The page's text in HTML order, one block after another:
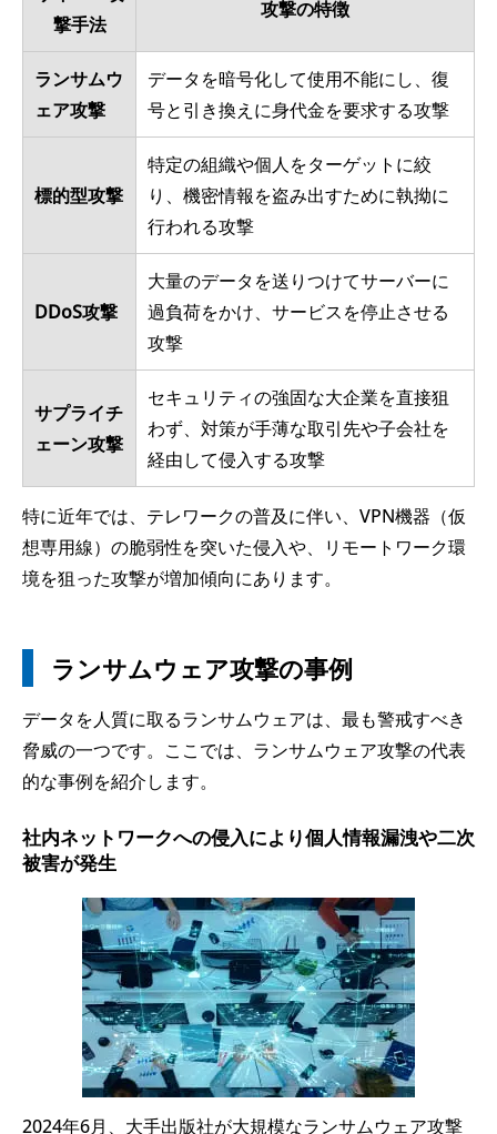
撃手法
攻撃の特徴
ランサムウ
ェア攻撃
データを暗号化して使用不能にし、復
号と引き換えに身代金を要求する攻撃
標的型攻撃
特定の組織や個人をターゲットに絞
り、機密情報を盗み出すために執拗に
行われる攻撃
DDoS攻撃
大量のデータを送りつけてサーバーに
過負荷をかけ、サービスを停止させる
攻撃
サプライチ
ェーン攻撃
セキュリティの強固な大企業を直接狙
わず、対策が手薄な取引先や子会社を
経由して侵入する攻撃
特に近年では、テレワークの普及に伴い、VPN機器（仮
想専用線）の脆弱性を突いた侵入や、リモートワーク環
境を狙った攻撃が増加傾向にあります。
ランサムウェア攻撃の事例
データを人質に取るランサムウェアは、最も警戒すべき
脅威の一つです。ここでは、ランサムウェア攻撃の代表
的な事例を紹介します。
社内ネットワークへの侵入により個人情報漏洩や二次
被害が発生
2024年6月、大手出版社が大規模なランサムウェア攻撃